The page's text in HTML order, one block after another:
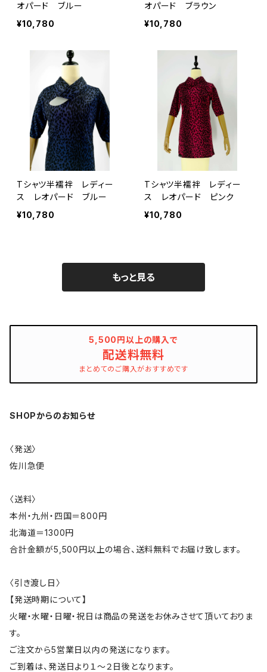
オパード ブルー
¥10,780
オパード ブラウン
¥10,780
Tシャツ半襦袢 レディー
ス レオパード ブルー
¥10,780
Tシャツ半襦袢 レディー
ス レオパード ピンク
¥10,780
もっと見る
5,500円以上の購入で
配送料無料
まとめてのご購入がおすすめです
SHOPからのお知らせ
〈発送〉
佐川急便
〈送料〉
本州・九州・四国＝800円
北海道＝1300円
合計金額が5,500円以上の場合、送料無料でお届け致します。
〈引き渡し日〉
【発送時期について】
火曜・水曜・日曜・祝日は商品の発送をお休みさせて頂いておりま
す。
ご注文から5営業日以内の発送になります。
ご到着は、発送日より１～２日後となります。